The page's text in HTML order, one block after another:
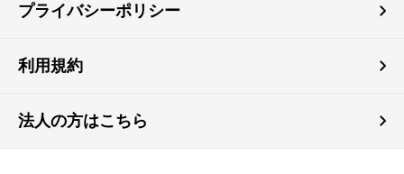
プライバシーポリシー
利用規約
法人の方はこちら